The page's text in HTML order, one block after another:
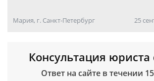
Мария, г. Санкт-Петербург 25
Консультация
Ответ на сайте в течении